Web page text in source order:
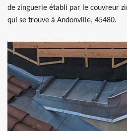
de zinguerie établi par le couvreur
qui se trouve à Andonville, 45480.